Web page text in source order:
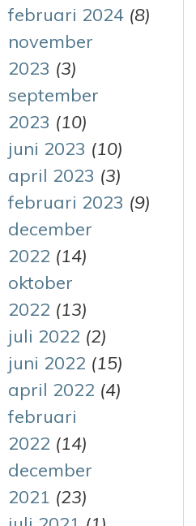
februari 2024 (8)
november
2023 (3)
september
2023 (10)
juni 2023 (10)
april 2023 (3)
februari 2023 (9)
december
2022 (14)
oktober
2022 (13)
juli 2022 (2)
juni 2022 (15)
april 2022 (4)
februari
2022 (14)
december
2021 (23)